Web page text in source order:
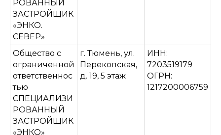
РОВАННЫЙ
ЗАСТРОЙЩИК
«ЭНКО.
СЕВЕР»
Общество с
ограниченной
ответственнос
тью
СПЕЦИАЛИЗИ
РОВАННЫЙ
ЗАСТРОЙЩИК
«ЭНКО»
г. Тюмень, ул.
Перекопская,
д. 19, 5 этаж
ИНН:
7203519179
ОГРН:
1217200006759